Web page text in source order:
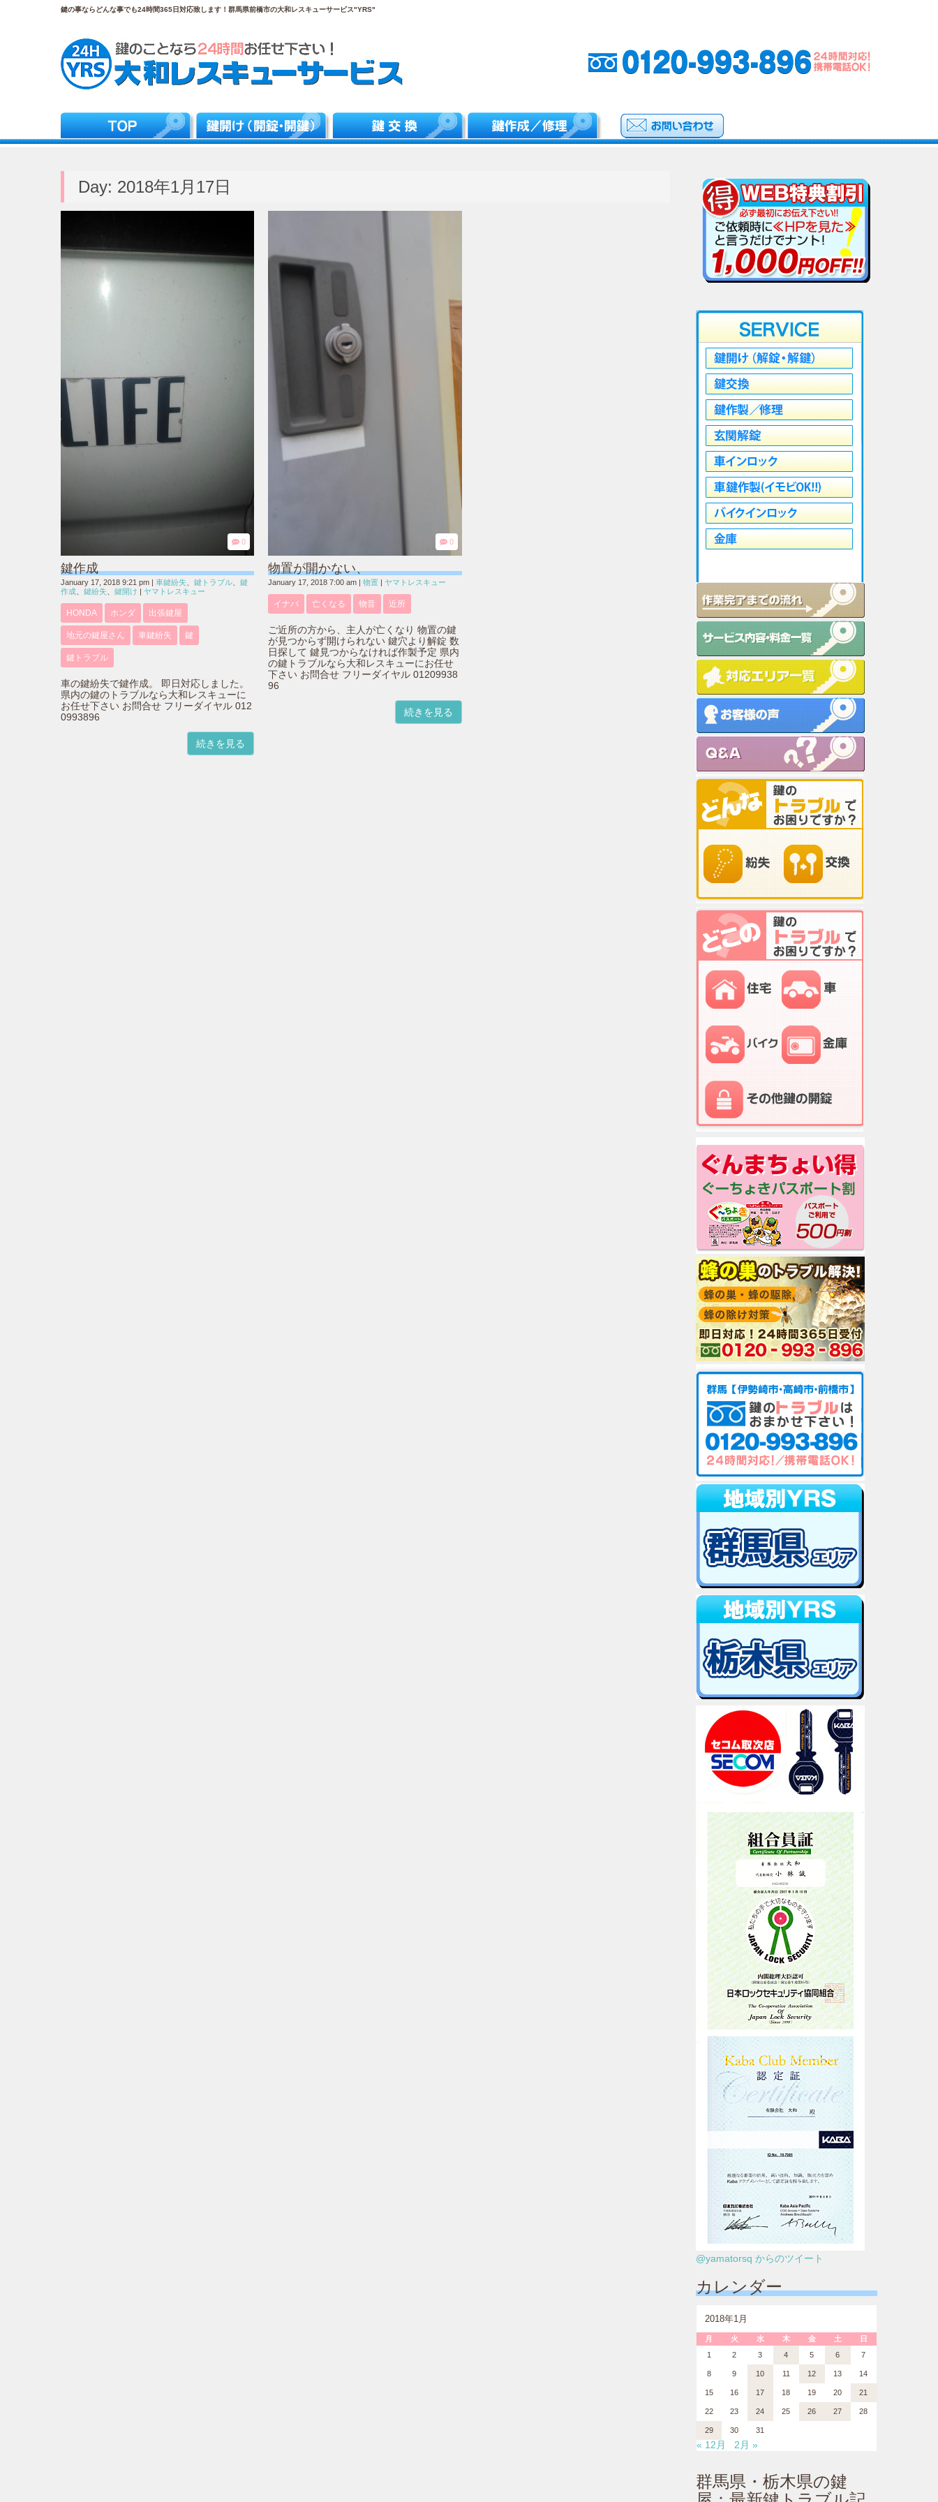
鍵の事ならどんな事でも24時間365日対応致します！群馬県前橋市の大和レスキューサービス"YRS"
Day: 2018年1月17日
0
鍵作成
January 17, 2018 9:21 pm | 車鍵紛失 鍵トラブル
鍵
作成
鍵紛失 鍵開け | ヤマトレスキュー
HONDA ホンダ 出張鍵屋
地元の鍵屋さん 車鍵紛失 鍵
鍵トラブル
車の鍵紛失で鍵作成。 即日対応しました。
県内の鍵のトラブルなら大和レスキューに
お任せ下さい お問合せ フリーダイヤル 012
0993896
続きを見る
0
物置が開かない、
January 17, 2018 7:00 am |物置 |ヤマトレスキュー
イナバ 亡くなる 物音 近所
ご近所の方から、主人が亡くなり 物置の鍵
が見つからず開けられない 鍵穴より解錠 数
日探して 鍵見つからなければ作製予定 県内
の鍵トラブルなら大和レスキューにお任せ
下さい お問合せ フリーダイヤル 01209938
96
続きを見る
@yamatorsq からのツイート
カレンダー
2018年1月
月 火 水 木 金 土
日
1
2 3 4 5 6 7
8 9 10 11 12 13 14
15 16 17 18 19 20 21
22 23 24 25 26 27 28
29 30 31
« 12月 2月 »
群馬県・栃木県の鍵